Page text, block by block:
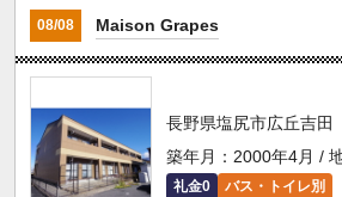
08/08 Maison Grapes
長野県塩尻市広丘吉田
築年月：2000年4月 /
礼金0 バス・トイレ別